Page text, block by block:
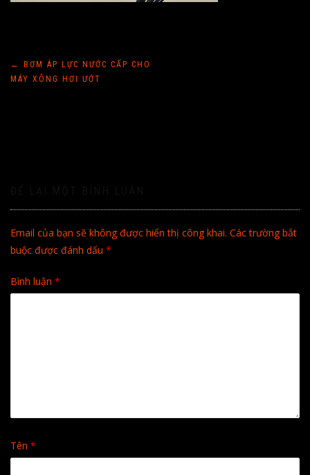
Điều
←
BƠM ÁP LỰC NƯỚC CẤP CHO
MÁY XÔNG HƠI ƯỚT
Email của bạn sẽ không được hiển thị công khai. Các trường bắt
buộc được đánh dấu *
Bình luận *
Tên *